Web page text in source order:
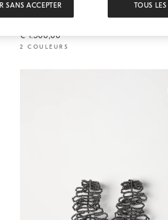
Mini robe en sergé Fluid Ivoire
Mini robe en sergé Fluid
€ 1.500,00
2 COULEURS
SANS ACCEPTER TOUS